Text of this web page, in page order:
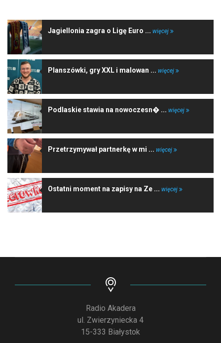
Jagiellonia zagra o Ligę Euro ... więcej
Planszówki, gry XXL i malowan ... więcej
Podlaskie stawia na nowoczesn� ... więcej
Przetrzymywał partnerkę w mi ... więcej
Ostatni moment na zapisy na Ze ... więcej
Radio Akadera
ul. Zwierzyniecka 4
15-333 Białystok